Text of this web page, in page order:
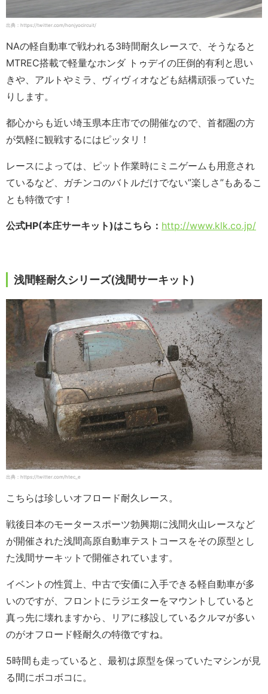
出典：https://twitter.com/honjyocircuit/
NAの軽自動車で戦われる3時間耐久レースで、そうなると
MTREC搭載で軽量なホンダ トゥデイの圧倒的有利と思い
きや、アルトやミラ、ヴィヴィオなども結構頑張っていた
りします。
都心からも近い埼玉県本庄市での開催なので、首都圏の方
が気軽に観戦するにはピッタリ！
レースによっては、ピット作業時にミニゲームも用意され
ているなど、ガチンコのバトルだけでない”楽しさ”もあるこ
とも特徴です！
公式HP(本庄サーキット)はこちら： http://www.klk.co.jp/
浅間軽耐久シリーズ(浅間サーキット)
出典：https://twitter.com/htec_e
こちらは珍しいオフロード耐久レース。
戦後日本のモータースポーツ勃興期に浅間火山レースなど
が開催された浅間高原自動車テストコースをその原型とし
た浅間サーキットで開催されています。
イベントの性質上、中古で安価に入手できる軽自動車が多
いのですが、フロントにラジエターをマウントしていると
真っ先に壊れますから、リアに移設しているクルマが多い
のがオフロード軽耐久の特徴ですね。
5時間も走っていると、最初は原型を保っていたマシンが見
る間にボコボコに。